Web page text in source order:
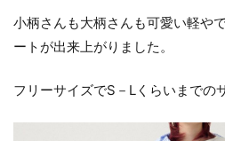
小柄さんも大柄さんも可愛い軽や
ートが出来上がりました。
フリーサイズでS－Lくらいまでの